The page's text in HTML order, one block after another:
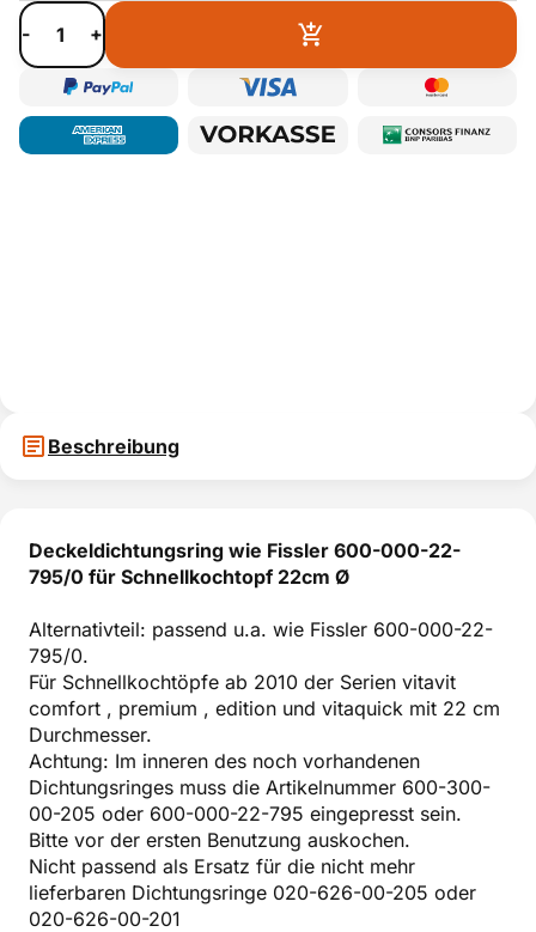
- +
Beschreibung
Deckeldichtungsring wie Fissler 600-000-22-
795/0 für Schnellkochtopf 22cm Ø
Alternativteil: passend u.a. wie Fissler 600-000-22-
795/0.
Für Schnellkochtöpfe ab 2010 der Serien vitavit
comfort , premium , edition und vitaquick mit 22 cm
Durchmesser.
Achtung: Im inneren des noch vorhandenen
Dichtungsringes muss die Artikelnummer 600-300-
00-205 oder 600-000-22-795 eingepresst sein.
Bitte vor der ersten Benutzung auskochen.
Nicht passend als Ersatz für die nicht mehr
lieferbaren Dichtungsringe 020-626-00-205 oder
020-626-00-201